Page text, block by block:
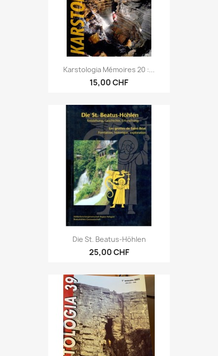
Karstologia Mémoires 20 :...
15,00 CHF
Die St. Beatus-Höhlen
25,00 CHF